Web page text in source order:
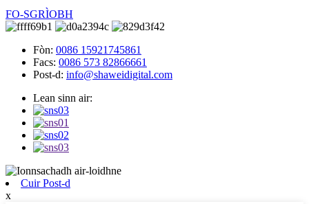
FO-SGRÌOBH
Fòn: 0086 15921745861
Facs: 0086 573 82866661
Post-d: info@shaweidigital.com
Lean sinn air:
Cuir Post-d
x